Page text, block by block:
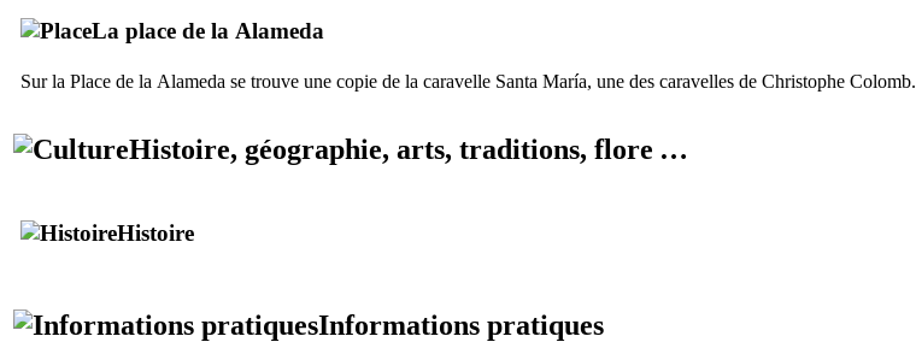
La place de la Alameda
Sur la Place de la Alameda se trouve une copie de la caravelle Santa María, une des caravelles de Christophe Colomb.
Histoire, géographie, arts, traditions, flore …
Histoire
Informations pratiques